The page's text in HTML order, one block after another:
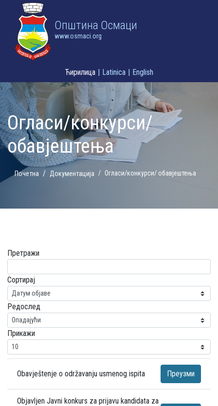
Oпштина Осмаци
www.osmaci.org
Ћирилица | Latinica | English
Огласи/конкурси/
обавјештења
Почетна Документација Огласи/конкурси/ обавјештења
Претражи
Сортирај
Редослед
Прикажи
Obavještenje o održavanju usmenog ispita Преузми
Objavljen Javni konkurs za prijavu kandidata za